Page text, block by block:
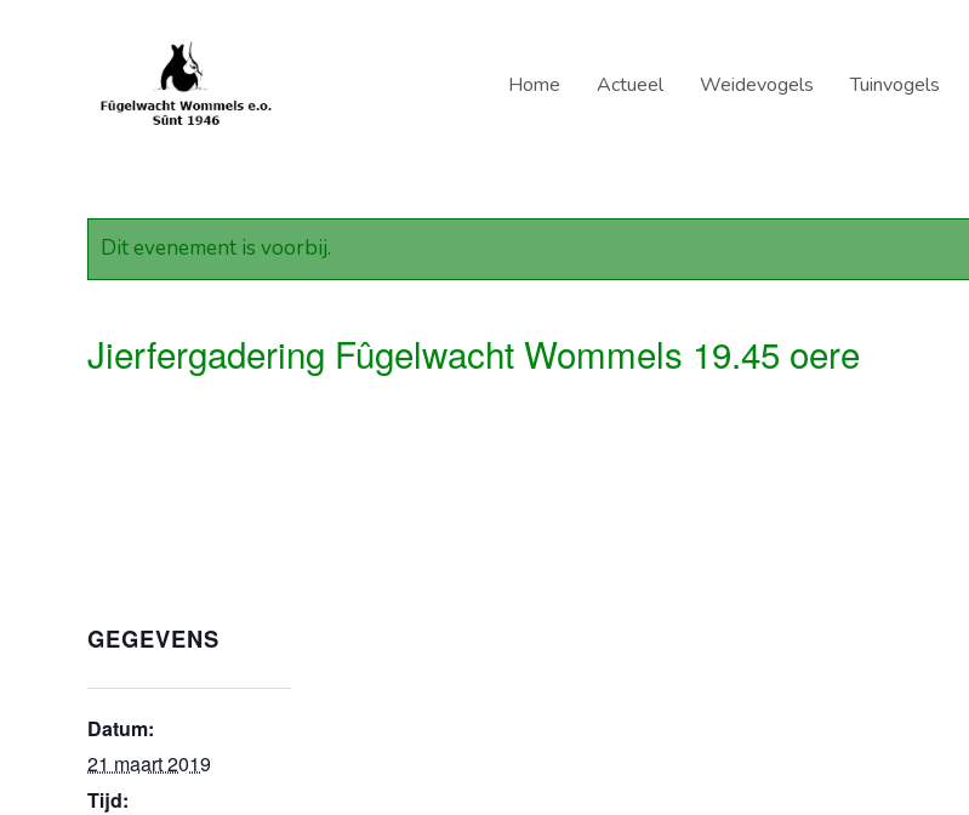
Home Actueel Weidevogels Tuinvogels
Dit evenement is voorbij.
Jierfergadering Fûgelwacht Wommels 19.45 oere
GEGEVENS
Datum:
21 maart 2019
Tijd: